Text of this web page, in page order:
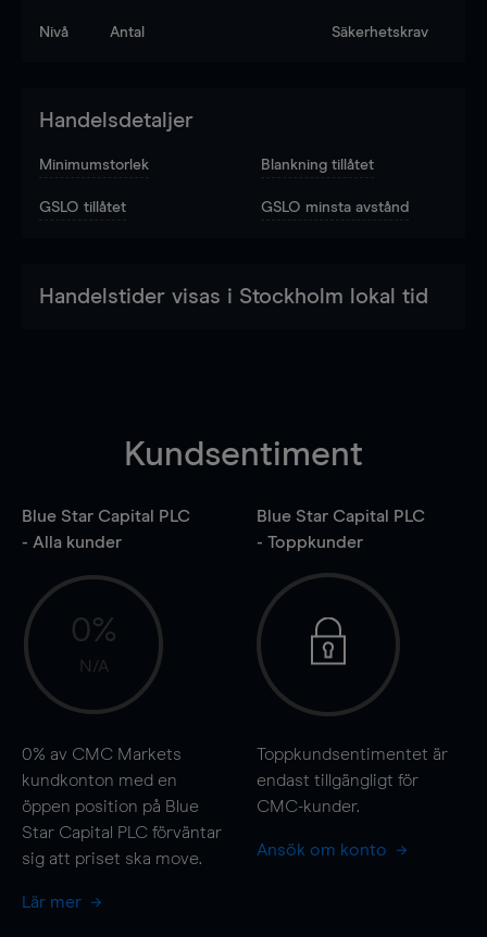
Nivå Antal Säkerhetskrav
Handelsdetaljer
Minimumstorlek Blankning tillåtet
GSLO tillåtet GSLO minsta avstånd
Handelstider visas i Stockholm lokal tid
Kundsentiment
Blue Star Capital PLC
- Alla kunder
0%
N/A
0% av CMC Markets
kundkonton med en
öppen position på Blue
Star Capital PLC förväntar
sig att priset ska move.
Lär mer
Blue Star Capital PLC
- Toppkunder
Toppkundsentimentet är
endast tillgängligt för
CMC-kunder.
Ansök om konto